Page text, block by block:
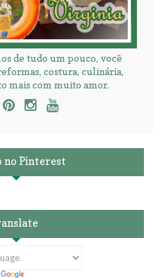
de tudo um pouco, você
costura, culinária,
mais com muito amor.
no Pinterest